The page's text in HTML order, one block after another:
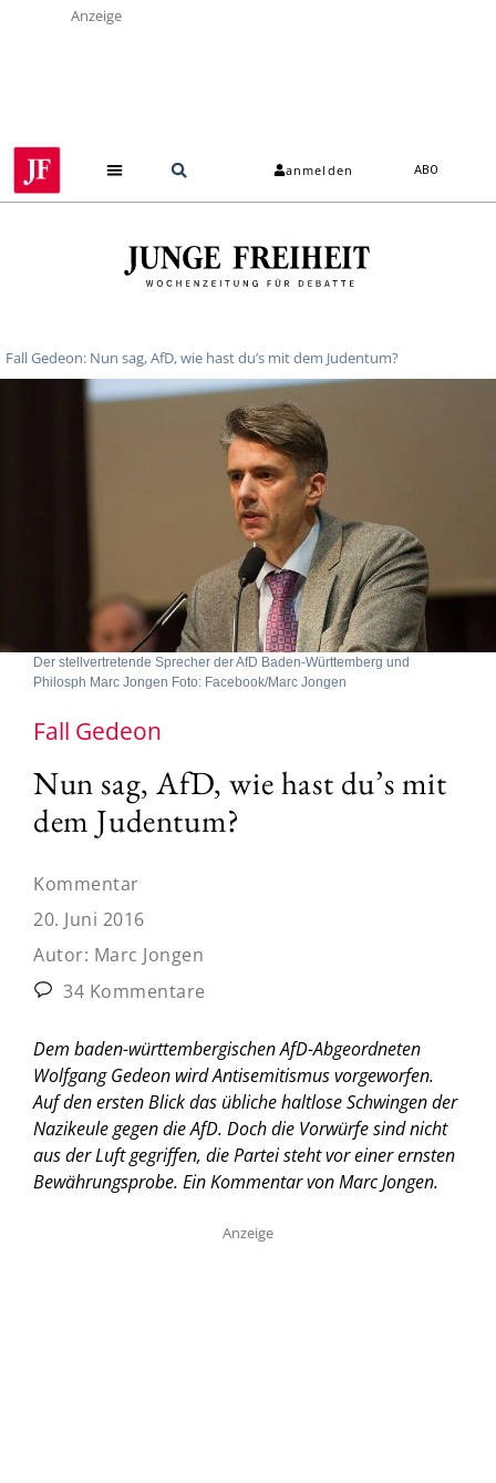
Anzeige
anmelden ABO
Fall Gedeon: Nun sag, AfD, wie hast du’s mit dem Judentum?
Der stellvertretende Sprecher der AfD Baden-Württemberg und
Philosph Marc Jongen Foto: Facebook/Marc Jongen
Fall Gedeon
Nun sag, AfD, wie hast du’s mit
dem Judentum?
Kommentar
20. Juni 2016
Autor: Marc Jongen
34 Kommentare
Dem baden-württembergischen AfD-Abgeordneten
Wolfgang Gedeon wird Antisemitismus vorgeworfen.
Auf den ersten Blick das übliche haltlose Schwingen der
Nazikeule gegen die AfD. Doch die Vorwürfe sind nicht
aus der Luft gegriffen, die Partei steht vor einer ernsten
Bewährungsprobe. Ein Kommentar von Marc Jongen.
Anzeige